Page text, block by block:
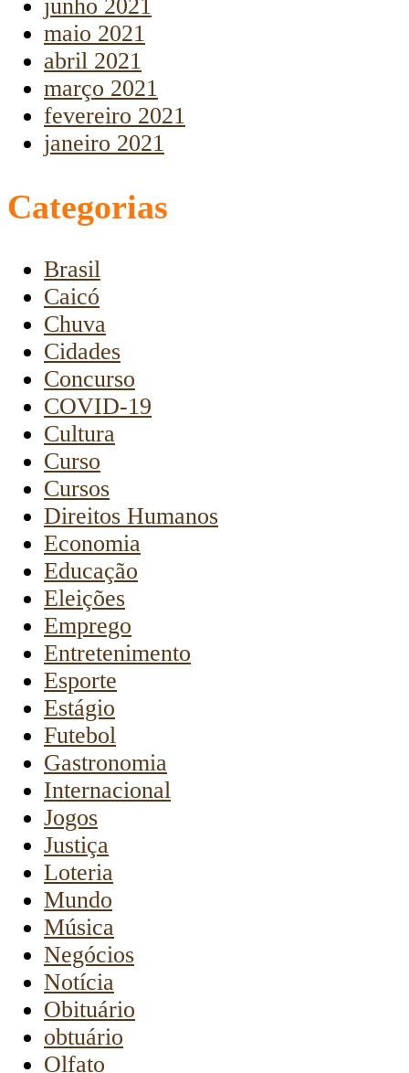
junho 2021
maio 2021
abril 2021
março 2021
fevereiro 2021
janeiro 2021
Categorias
Brasil
Caicó
Chuva
Cidades
Concurso
COVID-19
Cultura
Curso
Cursos
Direitos Humanos
Economia
Educação
Eleições
Emprego
Entretenimento
Esporte
Estágio
Futebol
Gastronomia
Internacional
Jogos
Justiça
Loteria
Mundo
Música
Negócios
Notícia
Obituário
obtuário
Olfato